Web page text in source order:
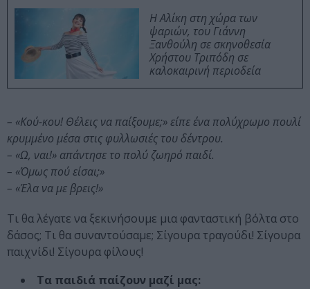
Η Αλίκη στη χώρα των
ψαριών, του Γιάννη
Ξανθούλη σε σκηνοθεσία
Χρήστου Τριπόδη σε
καλοκαιρινή περιοδεία
– «Κού-κου! Θέλεις να παίξουμε;» είπε ένα πολύχρωμο πουλί
κρυμμένο μέσα στις φυλλωσιές του δέντρου.
– «Ω, ναι!» απάντησε το πολύ ζωηρό παιδί.
– «Όμως πού είσαι;»
– «Έλα να με βρεις!»
Τι θα λέγατε να ξεκινήσουμε μια φανταστική βόλτα στο
δάσος; Τι θα συναντούσαμε; Σίγουρα τραγούδι! Σίγουρα
παιχνίδι! Σίγουρα φίλους!
Τα παιδιά παίζουν μαζί μας: